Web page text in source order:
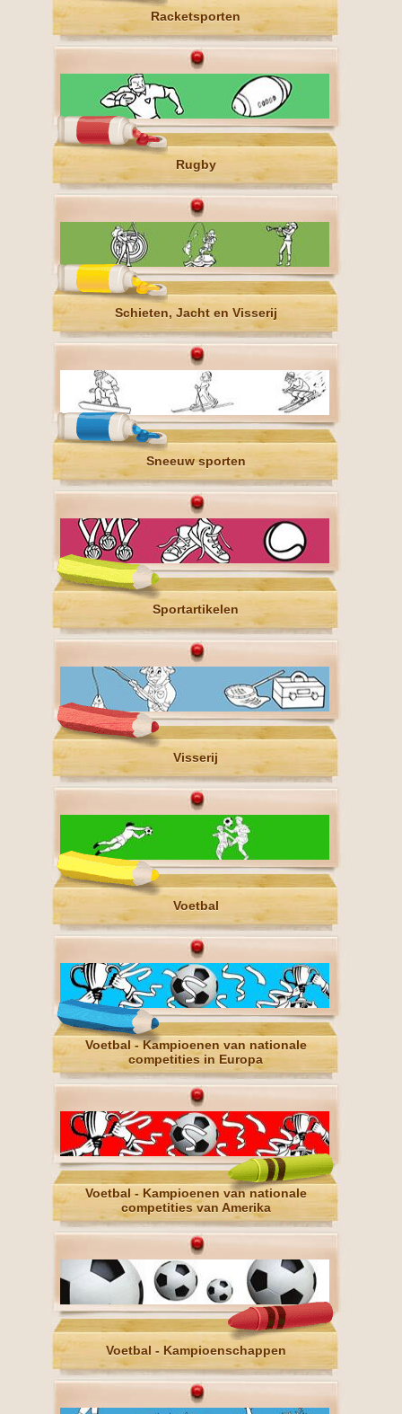
Racketsporten
Rugby
Schieten, Jacht en Visserij
Sneeuw sporten
Sportartikelen
Visserij
Voetbal
Voetbal - Kampioenen van nationale
competities in Europa
Voetbal - Kampioenen van nationale
competities van Amerika
Voetbal - Kampioenschappen